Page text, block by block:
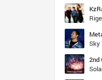
Sky
2nd